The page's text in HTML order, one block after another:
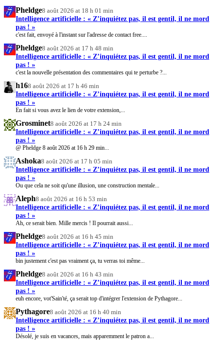
Pheldge8 août 2026 at 18 h 01 min
Intelligence artificielle : « Z’inquiétez pas, il est gentil, il ne mord
pas ! »
c'est fait, envoyé à l'instant sur l'adresse de contact free....
Pheldge8 août 2026 at 17 h 48 min
Intelligence artificielle : « Z’inquiétez pas, il est gentil, il ne mord
pas ! »
c'est la nouvelle présentation des commentaires qui te perturbe ?...
h168 août 2026 at 17 h 46 min
Intelligence artificielle : « Z’inquiétez pas, il est gentil, il ne mord
pas ! »
En fait si vous avez le lien de votre extension,...
Grosminet8 août 2026 at 17 h 24 min
Intelligence artificielle : « Z’inquiétez pas, il est gentil, il ne mord
pas ! »
@ Pheldge 8 août 2026 at 16 h 29 min...
Ashoka8 août 2026 at 17 h 05 min
Intelligence artificielle : « Z’inquiétez pas, il est gentil, il ne mord
pas ! »
Ou que cela ne soit qu'une illusion, une construction mentale...
Aleph8 août 2026 at 16 h 53 min
Intelligence artificielle : « Z’inquiétez pas, il est gentil, il ne mord
pas ! »
Ah, ce serait bien. Mille mercis ! Il pourrait aussi...
Pheldge8 août 2026 at 16 h 45 min
Intelligence artificielle : « Z’inquiétez pas, il est gentil, il ne mord
pas ! »
bin justement c'est pas vraiment ça, tu verras toi même...
Pheldge8 août 2026 at 16 h 43 min
Intelligence artificielle : « Z’inquiétez pas, il est gentil, il ne mord
pas ! »
euh encore, vot'Sain'té, ça serait top d'intégrer l'extension de Pythagore...
Pythagore8 août 2026 at 16 h 40 min
Intelligence artificielle : « Z’inquiétez pas, il est gentil, il ne mord
pas ! »
Désolé, je suis en vacances, mais apparemment le patron a...